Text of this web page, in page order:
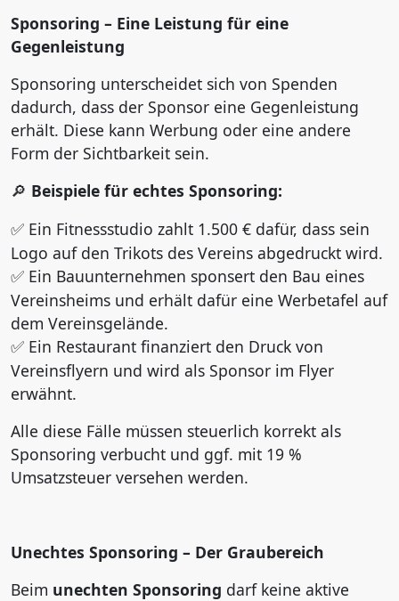
Sponsoring – Eine Leistung für eine
Gegenleistung
Sponsoring unterscheidet sich von Spenden
dadurch, dass der Sponsor eine Gegenleistung
erhält. Diese kann Werbung oder eine andere
Form der Sichtbarkeit sein.
🔎 Beispiele für echtes Sponsoring:
✅ Ein Fitnessstudio zahlt 1.500 € dafür, dass sein
Logo auf den Trikots des Vereins abgedruckt wird.
✅ Ein Bauunternehmen sponsert den Bau eines
Vereinsheims und erhält dafür eine Werbetafel auf
dem Vereinsgelände.
✅ Ein Restaurant finanziert den Druck von
Vereinsflyern und wird als Sponsor im Flyer
erwähnt.
Alle diese Fälle müssen steuerlich korrekt als
Sponsoring verbucht und ggf. mit 19 %
Umsatzsteuer versehen werden.
Unechtes Sponsoring – Der Graubereich
Beim unechten Sponsoring darf keine aktive